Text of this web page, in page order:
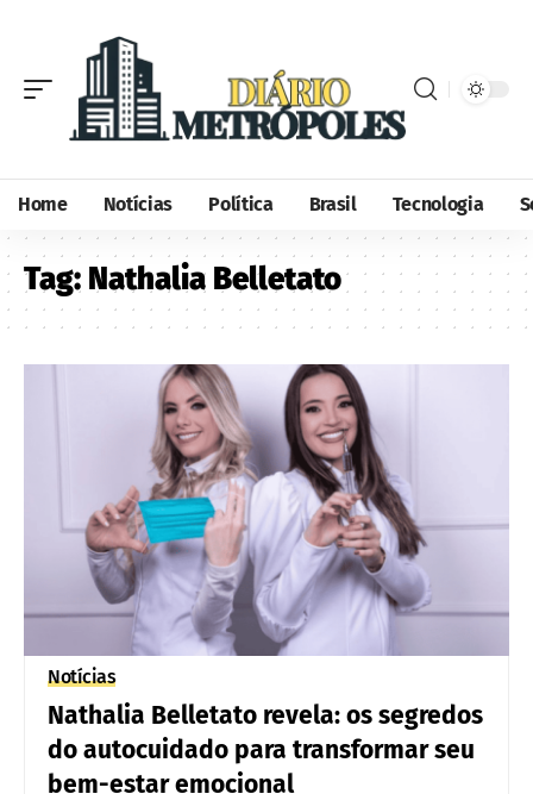
Home Notícias Política Brasil Tecnologia
Tag: Nathalia Belletato
Notícias
Nathalia Belletato revela: os segredos
do autocuidado para transformar seu
bem-estar emocional